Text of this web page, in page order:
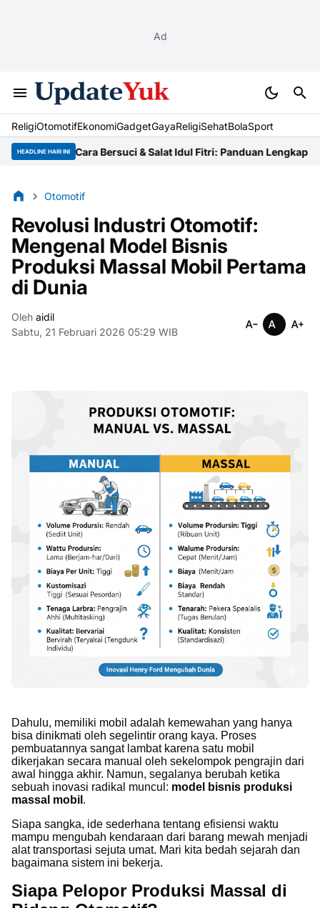
Ad
ReligiOtomotifEkonomiGadgetGayaReligiSehatBolaSport
HEADLINE HARI INI
Tata Cara Bersuci & Salat Idul Fitri: Panduan Lengkap Ustaz
Otomotif
Revolusi Industri Otomotif:
Mengenal Model Bisnis
Produksi Massal Mobil Pertama
di Dunia
Oleh aidil
Sabtu, 21 Februari 2026 05:29 WIB
Dahulu, memiliki mobil adalah kemewahan yang hanya
bisa dinikmati oleh segelintir orang kaya. Proses
pembuatannya sangat lambat karena satu mobil
dikerjakan secara manual oleh sekelompok pengrajin dari
awal hingga akhir. Namun, segalanya berubah ketika
sebuah inovasi radikal muncul: model bisnis produksi
massal mobil .
Siapa sangka, ide sederhana tentang efisiensi waktu
mampu mengubah kendaraan dari barang mewah menjadi
alat transportasi sejuta umat. Mari kita bedah sejarah dan
bagaimana sistem ini bekerja.
Siapa Pelopor Produksi Massal di